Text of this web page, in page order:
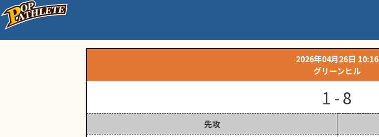
2026年04月26日 10:16
グリーンヒル
1 - 8
先攻